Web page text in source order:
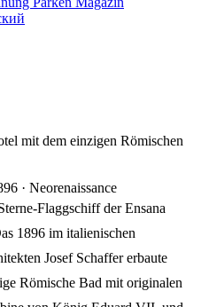
mit dem einzigen Römischen
· Neorenaissance
Flaggschiff der Ensana
1896 im italienischen
Josef Schaffer erbaute
Römische Bad mit originalen